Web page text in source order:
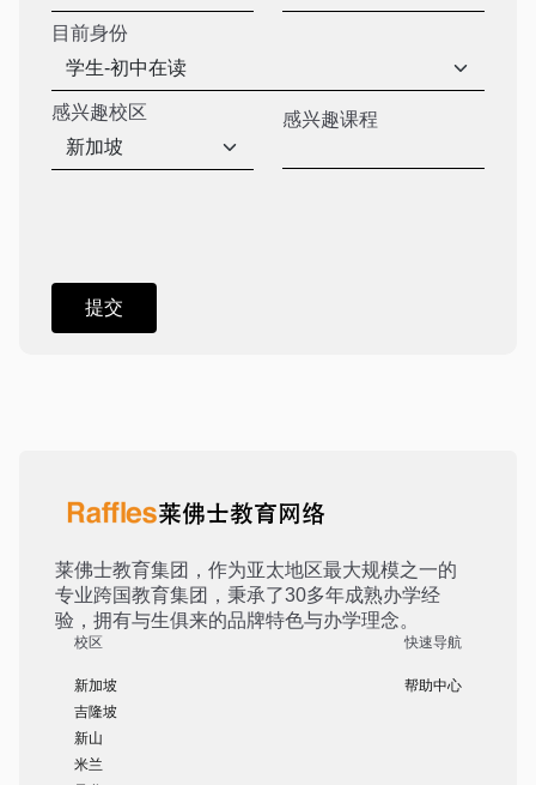
目前身份
感兴趣校区 感兴趣课程
莱佛士教育集团，作为亚太地区最大规模之一的
专业跨国教育集团，秉承了30多年成熟办学经
验，拥有与生俱来的品牌特色与办学理念。
校区
新加坡
吉隆坡
新山
米兰
快速导航
帮助中心